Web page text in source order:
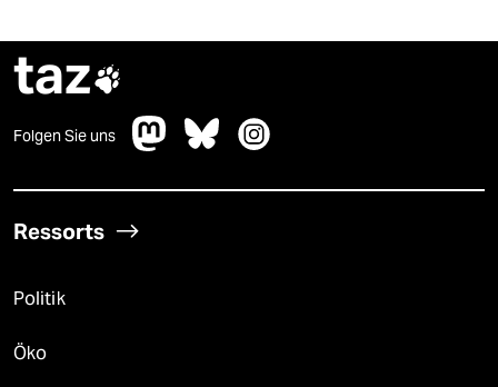
taz
Folgen Sie uns
Ressorts
Politik
Öko